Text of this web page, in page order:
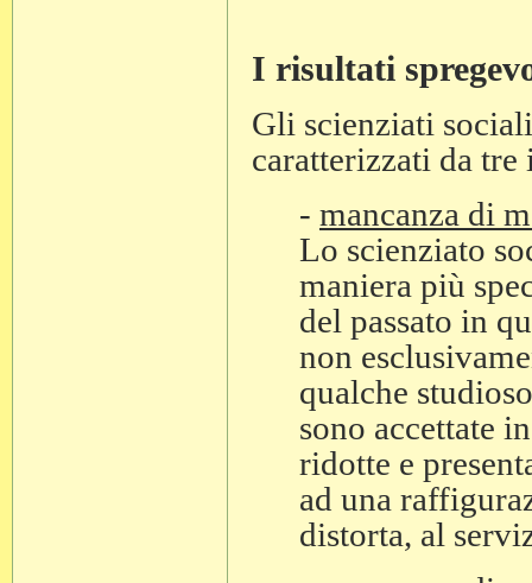
I risultati
Gli scienziati
caratterizzati da
- mancanza di
Lo scienziato
maniera più
del passato in
non
qualche
sono accettate
ridotte e
ad una
distorta, al